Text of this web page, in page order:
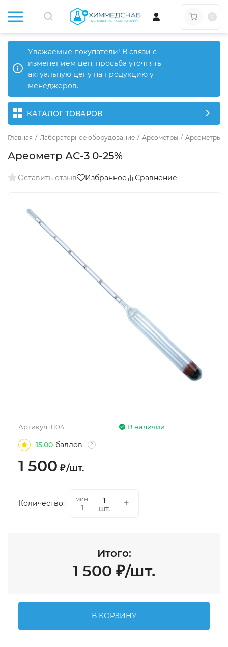
Уважаемые покупатели! В связи с
изменением цен, просьба уточнять
актуальную цену на продукцию у
менеджеров.
КАТАЛОГ ТОВАРОВ
Главная / Лабораторное оборудование / Ареометры / Ареометры
Ареометр АС-3 0-25%
Оставить отзыв Избранное Сравнение
В наличии
Артикул: 1104
15.00 баллов ?
1 500 ₽/шт.
Количество:
мин.
1
шт.
Итого:
1 500 ₽/шт.
В КОРЗИНУ